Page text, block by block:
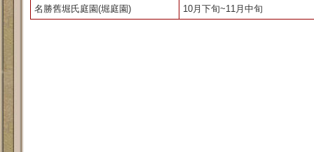
名勝舊堀氏庭園(堀庭園)
10月下旬~11月中旬